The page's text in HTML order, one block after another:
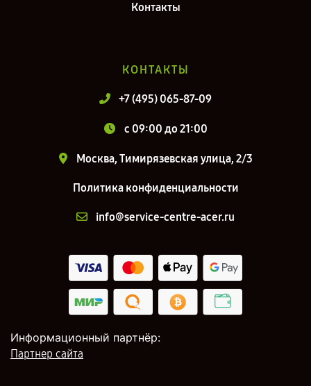
Контакты
КОНТАКТЫ
+7 (495) 065-87-09
c 09:00 до 21:00
Москва, Тимирязевская улица, 2/3
Политика конфиденциальности
info@service-centre-acer.ru
Информационный партнёр:
Партнер сайта